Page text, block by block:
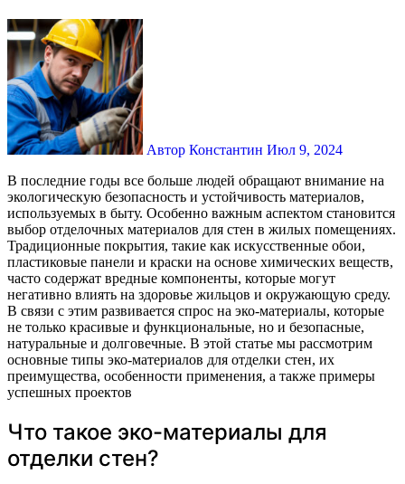
Автор Константин Июл 9, 2024
В последние годы все больше людей обращают внимание на
экологическую безопасность и устойчивость материалов,
используемых в быту. Особенно важным аспектом становится
выбор отделочных материалов для стен в жилых помещениях.
Традиционные покрытия, такие как искусственные обои,
пластиковые панели и краски на основе химических веществ,
часто содержат вредные компоненты, которые могут
негативно влиять на здоровье жильцов и окружающую среду.
В связи с этим развивается спрос на эко-материалы, которые
не только красивые и функциональные, но и безопасные,
натуральные и долговечные. В этой статье мы рассмотрим
основные типы эко-материалов для отделки стен, их
преимущества, особенности применения, а также примеры
успешных проектов
Что такое эко-материалы для
отделки стен?